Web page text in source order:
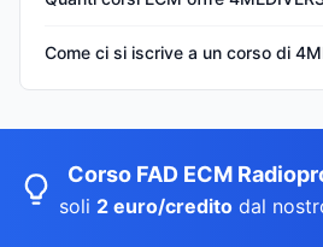
Come ci si iscrive a un corso di
Corso FAD ECM
soli 2 euro/creditodal